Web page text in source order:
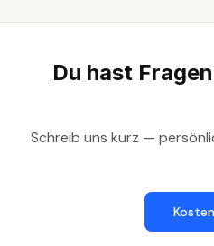
Du hast
Schreib uns kurz —